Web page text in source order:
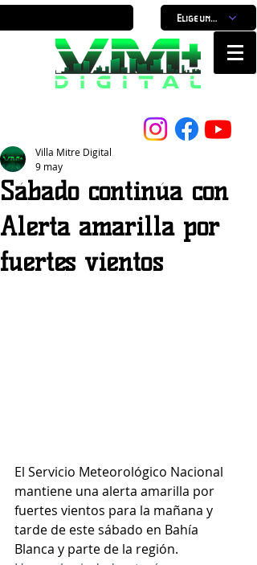
Elige un horario
Sábado continúa con
Alerta amarilla por
fuertes vientos
Villa Mitre Digital
9 may
El Servicio Meteorológico Nacional
mantiene una alerta amarilla por
fuertes vientos para la mañana y
tarde de este sábado en Bahía
Blanca y parte de la región.